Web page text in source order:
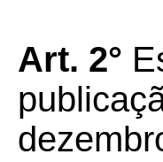
Art. 2°